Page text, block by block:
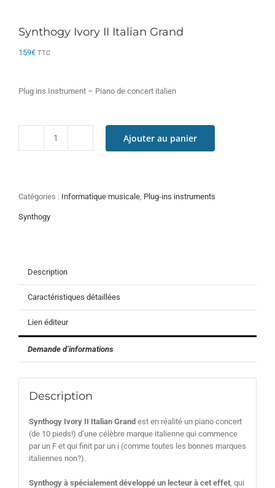
Synthogy Ivory II Italian Grand
159€ TTC
Plug ins Instrument – Piano de concert italien
quantité
Ajouter au panier
Catégories : Informatique musicale, Plug-ins instruments
Synthogy
Description
Caractéristiques détaillées
Lien éditeur
Demande d’informations
Description
Synthogy Ivory II Italian Grand est en réalité un piano concert
(de 10 pieds!) d’une célèbre marque italienne qui commence
par un F et qui finit par un i (comme toutes les bonnes marques
italiennes non?).
Synthogy à spécialement développé un lecteur à cet effet, qui